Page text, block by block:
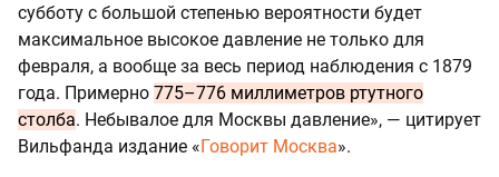
субботу с большой степенью вероятности будет
максимальное высокое давление не только для
февраля, а вообще за весь период наблюдения с 1879
года. Примерно 775–776 миллиметров ртутного
столба. Небывалое для Москвы давление», — цитирует
Вильфанда издание «Говорит Москва».